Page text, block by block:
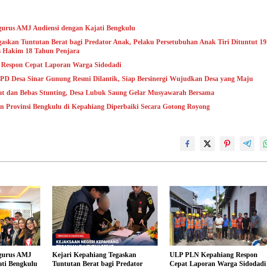
AMJ Audiensi dengan Kajati Bengkulu
Tuntutan Berat bagi Predator Anak, Pelaku Persetubuhan Anak Tiri Dituntut 19
Hakim 18 Tahun Penjara
Cepat Laporan Warga Sidodadi
Desa Sinar Gunung Resmi Dilantik, Siap Bersinergi Wujudkan Desa yang Maju
dan Bebas Stunting, Desa Lubuk Saung Gelar Musyawarah Bersama
Provinsi Bengkulu di Kepahiang Diperbaiki Secara Gotong Royong
AMJ
Bengkulu
Kejari Kepahiang Tegaskan
Tuntutan Berat bagi Predator
ULP PLN Kepahiang Respon
Cepat Laporan Warga Sidodadi